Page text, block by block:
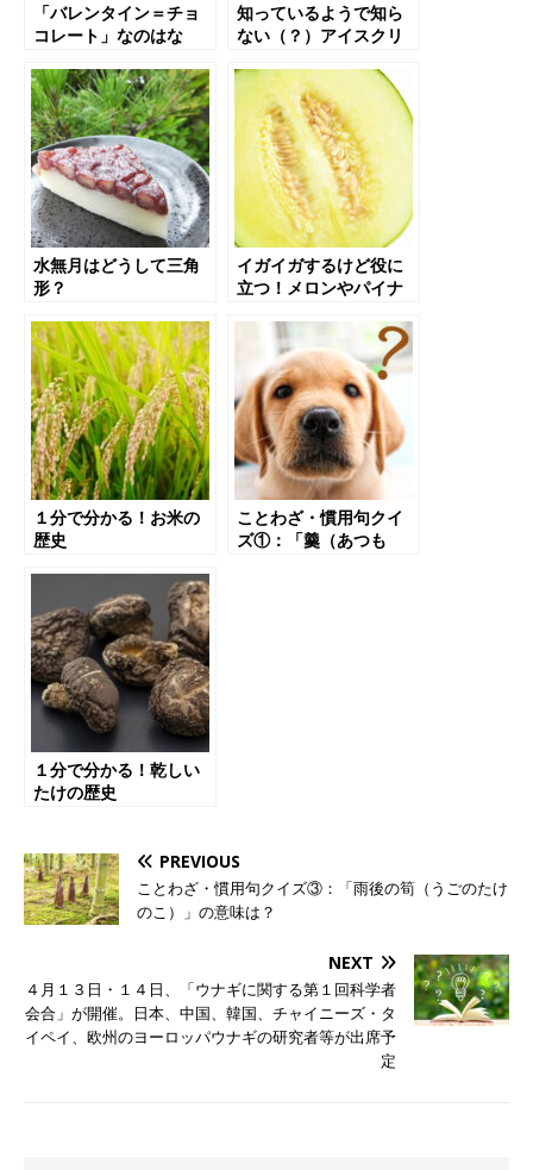
「バレンタイン＝チョ
コレート」なのはな
チ」の箱はなぜ六角
形？など、チョコレー
トの豆知識５選【バレ
ンタイン】
知っているようで知ら
ない（？）アイスクリ
水無月はどうして三角
形？
イガイガするけど役に
立つ！メロンやパイナ
１分で分かる！お米の
歴史
ことわざ・慣用句クイ
ズ①：「羹（あつも
１分で分かる！乾しい
たけの歴史
PREVIOUS
ことわざ・慣用句クイズ③：「雨後の筍（うごのたけ
のこ）」の意味は？
NEXT
４月１３日・１４日、「ウナギに関する第１回科学者
会合」が開催。日本、中国、韓国、チャイニーズ・タ
イペイ、欧州のヨーロッパウナギの研究者等が出席予
定